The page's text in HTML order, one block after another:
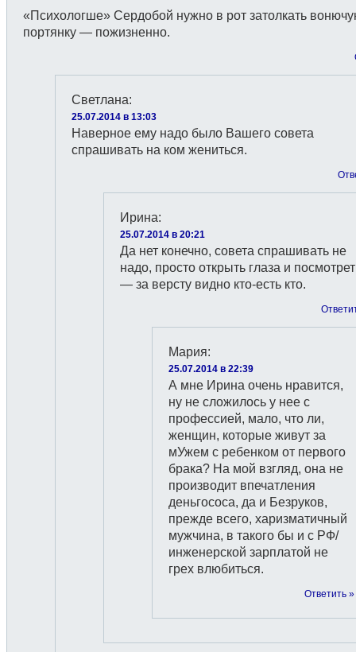
«Психологше» Сердобой нужно в рот затолкать
портянку — пожизненно.
Светлана:
25.07.2014 в 13:03
Наверное ему надо было Вашего совета
спрашивать на ком жениться.
Ирина:
25.07.2014 в 20:21
Да нет конечно, совета спрашивать не
надо, просто открыть глаза и
— за версту видно кто-есть кто.
Мария:
25.07.2014 в 22:39
А мне Ирина очень нравится,
ну не сложилось у нее с
профессией, мало, что ли,
женщин, которые живут за
мУжем с ребенком от первого
брака? На мой взгляд, она не
производит впечатления
деньгососа, да и Безруков,
прежде всего, харизматичный
мужчина, в такого бы и с РФ/
инженерской зарплатой не
грех влюбиться.
Ответить »